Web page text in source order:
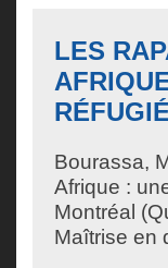
LES
Bourassa,
Afrique :
Montréal
Maîtrise en